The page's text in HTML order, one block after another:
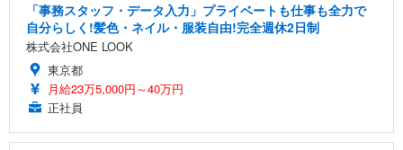
「事務スタッフ・データ入力」プライベートも仕事も全力で
自分らしく!髪色・ネイル・服装自由!完全週休2日制
株式会社ONE LOOK
東京都
月給23万5,000円～40万円
正社員